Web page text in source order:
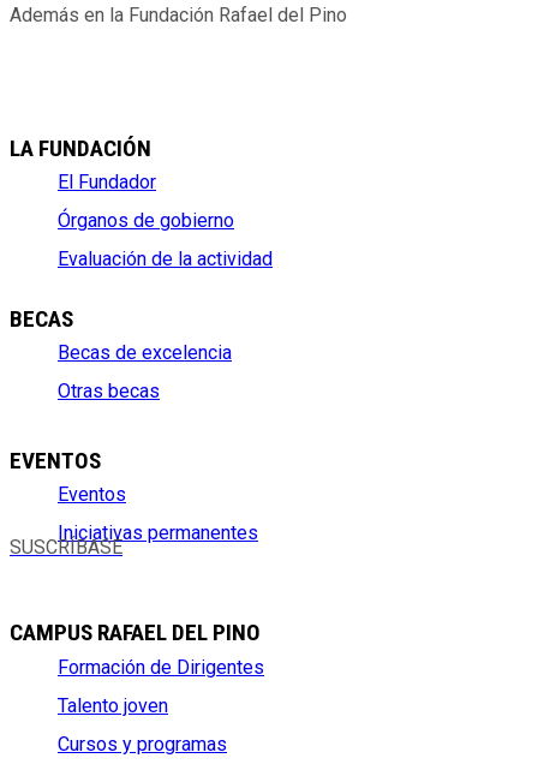
Además en la Fundación Rafael del Pino
LA FUNDACIÓN
El Fundador
Órganos de gobierno
Evaluación de la actividad
BECAS
Becas de excelencia
Otras becas
EVENTOS
Eventos
Iniciativas permanentes
SUSCRÍBASE
CAMPUS RAFAEL DEL PINO
Formación de Dirigentes
Talento joven
Cursos y programas